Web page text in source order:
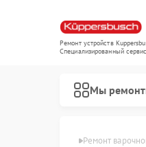
Ремонт устройств
Специализированный
Мы
Ремонт